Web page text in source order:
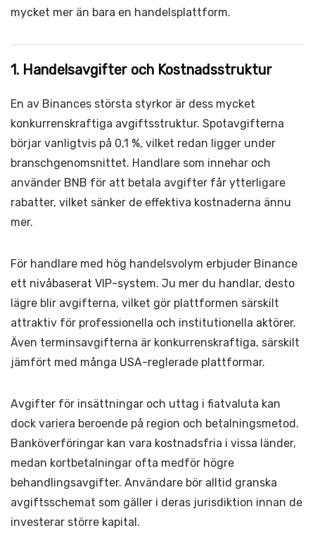
mycket mer än bara en handelsplattform.
1. Handelsavgifter och Kostnadsstruktur
En av Binances största styrkor är dess mycket
konkurrenskraftiga avgiftsstruktur. Spotavgifterna
börjar vanligtvis på 0,1 %, vilket redan ligger under
branschgenomsnittet. Handlare som innehar och
använder BNB för att betala avgifter får ytterligare
rabatter, vilket sänker de effektiva kostnaderna ännu
mer.
För handlare med hög handelsvolym erbjuder Binance
ett nivåbaserat VIP-system. Ju mer du handlar, desto
lägre blir avgifterna, vilket gör plattformen särskilt
attraktiv för professionella och institutionella aktörer.
Även terminsavgifterna är konkurrenskraftiga, särskilt
jämfört med många USA-reglerade plattformar.
Avgifter för insättningar och uttag i fiatvaluta kan
dock variera beroende på region och betalningsmetod.
Banköverföringar kan vara kostnadsfria i vissa länder,
medan kortbetalningar ofta medför högre
behandlingsavgifter. Användare bör alltid granska
avgiftsschemat som gäller i deras jurisdiktion innan de
investerar större kapital.